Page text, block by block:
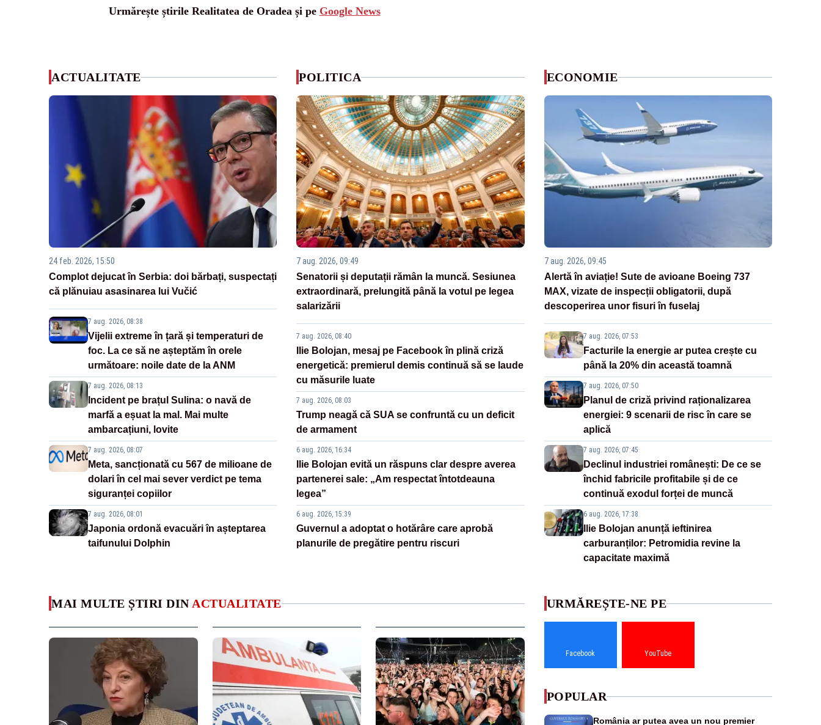
Urmărește știrile Realitatea de Oradea și pe Google News
ACTUALITATE
24 feb. 2026, 15:50
Complot dejucat în Serbia: doi bărbați, suspectați
că plănuiau asasinarea lui Vučić
7 aug. 2026, 08:38
Vijelii extreme în țară și temperaturi de
foc. La ce să ne așteptăm în orele
următoare: noile date de la ANM
7 aug. 2026, 08:13
Incident pe brațul Sulina: o navă de
marfă a eșuat la mal. Mai multe
ambarcațiuni, lovite
7 aug. 2026, 08:07
Meta, sancționată cu 567 de milioane de
dolari în cel mai sever verdict pe tema
siguranței copiilor
7 aug. 2026, 08:01
Japonia ordonă evacuări în așteptarea
taifunului Dolphin
POLITICA
7 aug. 2026, 09:49
Senatorii și deputații rămân la muncă. Sesiunea
extraordinară, prelungită până la votul pe legea
salarizării
7 aug. 2026, 08:40
Ilie Bolojan, mesaj pe Facebook în plină criză
energetică: premierul demis continuă să se laude
cu măsurile luate
7 aug. 2026, 08:03
Trump neagă că SUA se confruntă cu un deficit
de armament
6 aug. 2026, 16:34
Ilie Bolojan evită un răspuns clar despre averea
partenerei sale: „Am respectat întotdeauna
legea”
6 aug. 2026, 15:39
Guvernul a adoptat o hotărâre care aprobă
planurile de pregătire pentru riscuri
ECONOMIE
7 aug. 2026, 09:45
Alertă în aviație! Sute de avioane Boeing 737
MAX, vizate de inspecții obligatorii, după
descoperirea unor fisuri în fuselaj
7 aug. 2026, 07:53
Facturile la energie ar putea crește cu
până la 20% din această toamnă
7 aug. 2026, 07:50
Planul de criză privind raționalizarea
energiei: 9 scenarii de risc în care se
aplică
7 aug. 2026, 07:45
Declinul industriei românești: De ce se
închid fabricile profitabile și de ce
continuă exodul forței de muncă
6 aug. 2026, 17:38
Ilie Bolojan anunță ieftinirea
carburanților: Petromidia revine la
capacitate maximă
MAI MULTE ȘTIRI DIN ACTUALITATE URMĂREȘTE-NE PE
Facebook YouTube
POPULAR
România ar putea avea un nou premier